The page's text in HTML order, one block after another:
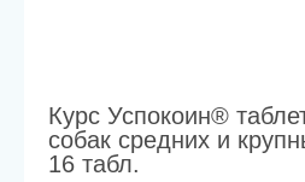
Курс Успокоин®
собак средних и
16 табл.